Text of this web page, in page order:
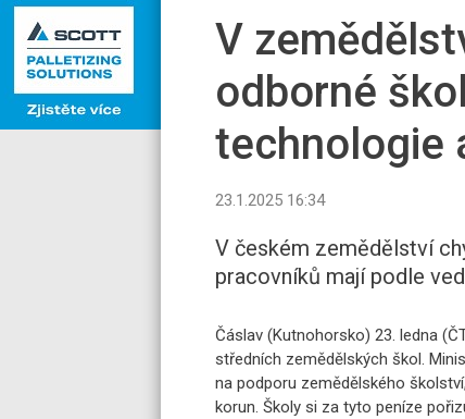
V
odborné
technologie
23.1.2025 16:34
V českém zemědělství
pracovníků mají podle
Čáslav (Kutnohorsko) 23. ledna
středních zemědělských škol.
na podporu zemědělského
korun. Školy si za tyto peníze